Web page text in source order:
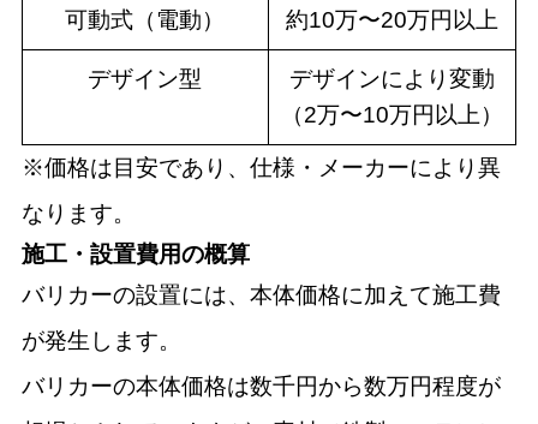
可動式（電動） 約10万〜20万円以上
デザイン型
デザインにより変動
（2万〜10万円以上）
※価格は目安であり、仕様・メーカーにより異
なります。
施工・設置費用の概算
バリカーの設置には、本体価格に加えて施工費
が発生します。
バリカーの本体価格は数千円から数万円程度が